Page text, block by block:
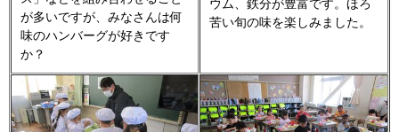
が多いですが、みなさんは何
味のハンバーグが好きです
か？
ウム、鉄分が豊富です。ほろ
苦い旬の味を楽しみました。